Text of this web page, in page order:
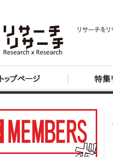
リサーチを
トップページ 特集